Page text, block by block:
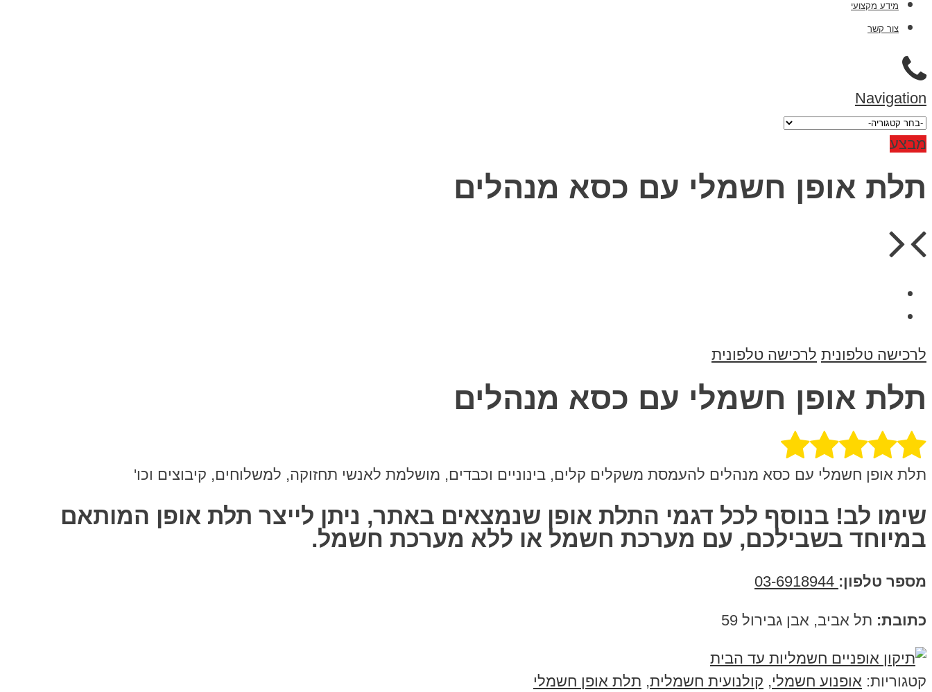
מידע מקצועי
צור קשר
Navigation
מבצע
תלת אופן חשמלי עם כסא מנהלים
לרכישה טלפונית לרכישה טלפונית
תלת אופן חשמלי עם כסא מנהלים
תלת אופן חשמלי עם כסא מנהלים להעמסת משקלים קלים, בינוניים וכבדים, מושלמת לאנשי תחזוקה, למשלוחים, קיבוצים וכו'
שימו לב! בנוסף לכל דגמי התלת אופן שנמצאים באתר, ניתן לייצר תלת אופן המותאם
במיוחד בשבילכם, עם מערכת חשמל או ללא מערכת חשמל.
מספר טלפון:
כתובת: תל אביב, אבן גבירול 59
קטגוריות: אופנוע חשמלי, קולנועית חשמלית, תלת אופן חשמלי